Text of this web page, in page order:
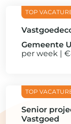
Gemeente
per week
Senior
Vastgoed